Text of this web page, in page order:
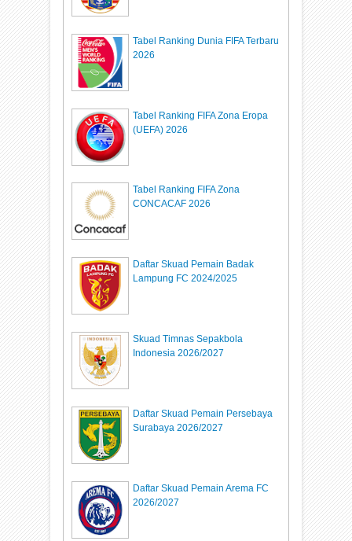
Tabel Ranking Dunia FIFA Terbaru
2026
Tabel Ranking FIFA Zona Eropa
(UEFA) 2026
Tabel Ranking FIFA Zona
CONCACAF 2026
Daftar Skuad Pemain Badak
Lampung FC 2024/2025
Skuad Timnas Sepakbola
Indonesia 2026/2027
Daftar Skuad Pemain Persebaya
Surabaya 2026/2027
Daftar Skuad Pemain Arema FC
2026/2027